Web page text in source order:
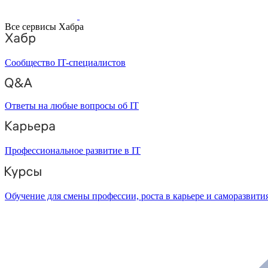
Все сервисы Хабра
Сообщество IT-специалистов
Ответы на любые вопросы об IT
Профессиональное развитие в IT
Обучение для смены профессии, роста в карьере и